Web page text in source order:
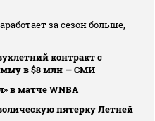
за сезон больше,
контракт с
в $8 млн — СМИ
в матче WNBA
пятерку Летней